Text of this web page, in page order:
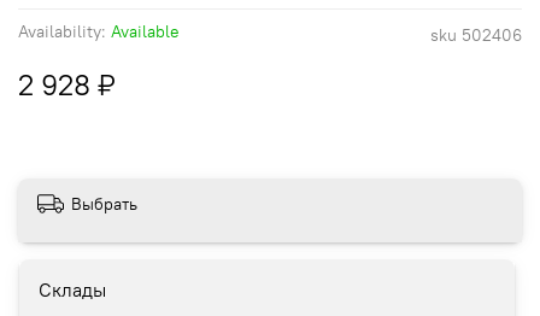
sku 502406
Availability: Available
2 928 ₽
Склады
Выбрать